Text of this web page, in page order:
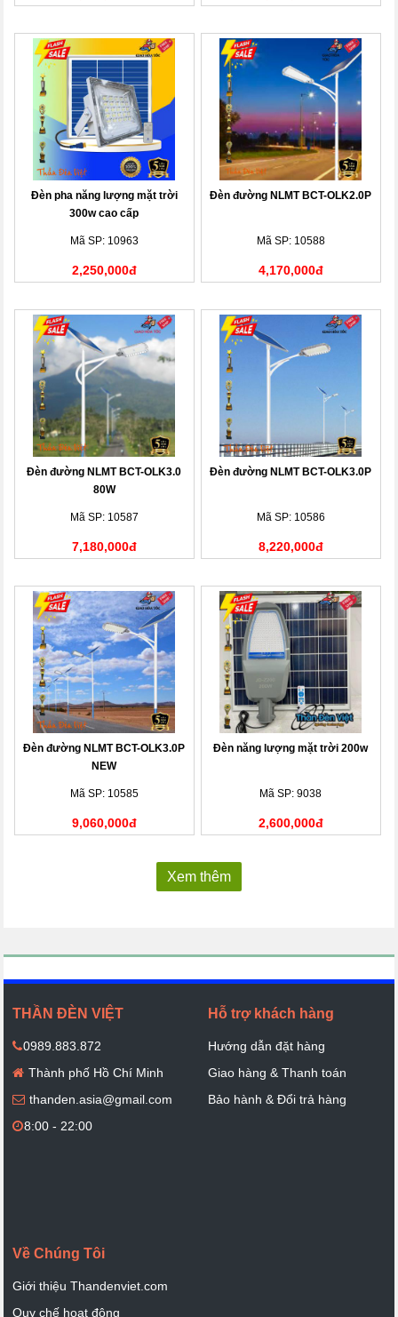
Đèn pha năng lượng mặt trời
300w cao cấp
Mã SP: 10963
2,250,000đ
Đèn đường NLMT BCT-OLK2.0P
Mã SP: 10588
4,170,000đ
Đèn đường NLMT BCT-OLK3.0
80W
Mã SP: 10587
7,180,000đ
Đèn đường NLMT BCT-OLK3.0P
Mã SP: 10586
8,220,000đ
Đèn đường NLMT BCT-OLK3.0P
NEW
Mã SP: 10585
9,060,000đ
Đèn năng lượng mặt trời 200w
Mã SP: 9038
2,600,000đ
Xem thêm
THẦN ĐÈN VIỆT
0989.883.872
Thành phố Hồ Chí Minh
thanden.asia@gmail.com
8:00 - 22:00
Hỗ trợ khách hàng
Hướng dẫn đặt hàng
Giao hàng & Thanh toán
Bảo hành & Đổi trả hàng
Về Chúng Tôi
Giới thiệu Thandenviet.com
Quy chế hoạt động